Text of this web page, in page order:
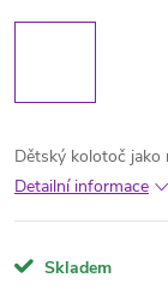
Dětský kolotoč jako
Detailní informace
Skladem